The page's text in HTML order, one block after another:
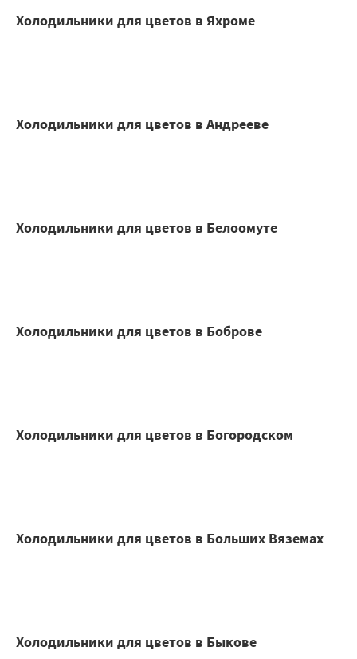
Холодильники для цветов в Яхроме
Холодильники для цветов в Андрееве
Холодильники для цветов в Белоомуте
Холодильники для цветов в Боброве
Холодильники для цветов в Богородском
Холодильники для цветов в Больших Вяземах
Холодильники для цветов в Быкове